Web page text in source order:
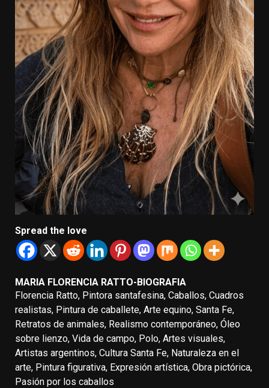
Spread the love
MARIA FLORENCIA RATTO-BIOGRAFIA
Florencia Ratto, Pintora santafesina, Caballos, Cuadros
realistas, Pintura de caballete, Arte equino, Santa Fe,
Retratos de animales, Realismo contemporáneo, Óleo
sobre lienzo, Vida de campo, Polo, Artes visuales,
Artistas argentinos, Cultura Santa Fe, Naturaleza en el
arte, Pintura figurativa, Expresión artística, Obra pictórica,
Pasión por los caballos